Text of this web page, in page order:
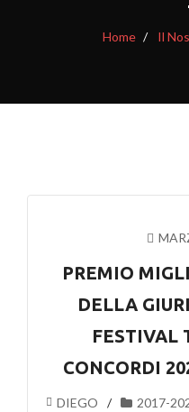
Home Il
PREMIO
DELLA
FESTIVAL
CONCORDI
DIEGO 2017-